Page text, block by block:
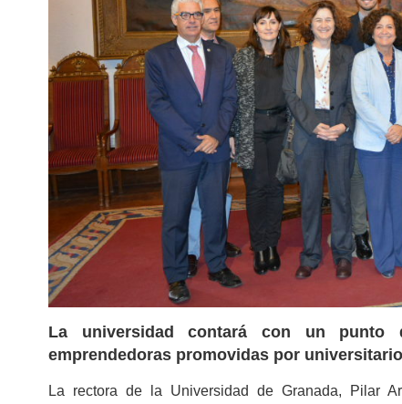
La universidad contará con un punto
emprendedoras promovidas por
La rectora de la Universidad de Granada, Pilar